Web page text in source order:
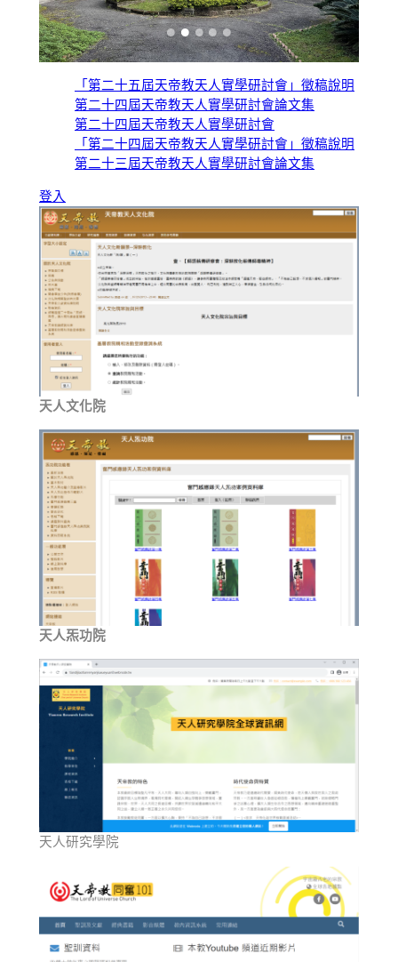
「第二十五屆天帝教天人實學研討會」徵稿說明
第二十四屆天帝教天人實學研討會論文集
第二十四屆天帝教天人實學研討會
「第二十四屆天帝教天人實學研討會」徵稿說明
第二十三屆天帝教天人實學研討會論文集
登入
天人文化院
天人炁功院
天人研究學院